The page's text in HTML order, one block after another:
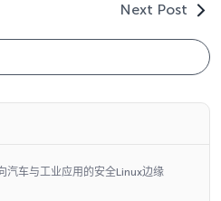
Next Post
汽车与工业应用的安全Linux边缘